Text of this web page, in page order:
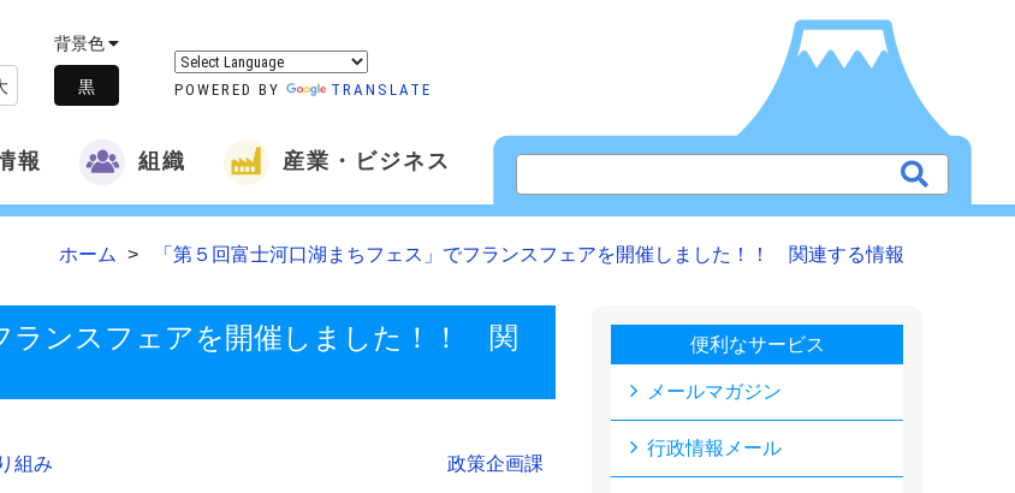
背景色
POWERED BY TRANSLATE
報 組織 産業・ビジネス
ホーム 「第５回富士河口湖まちフェス」でフランスフェアを開催しました！！ 関連する情報
ランスフェアを開催しました！！ 関
組み 政策企画課
便利なサービス
メールマガジン
行政情報メール